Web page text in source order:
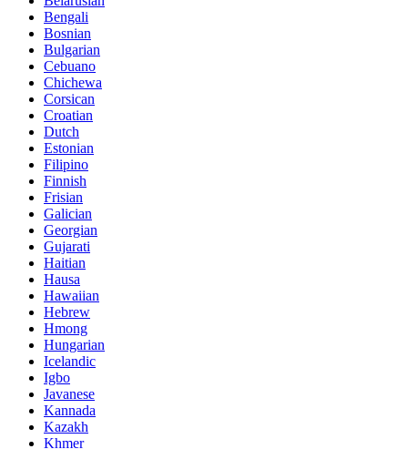
Bengali
Bosnian
Bulgarian
Cebuano
Chichewa
Corsican
Croatian
Dutch
Estonian
Filipino
Finnish
Frisian
Galician
Georgian
Gujarati
Haitian
Hausa
Hawaiian
Hebrew
Hmong
Hungarian
Icelandic
Igbo
Javanese
Kannada
Kazakh
Khmer